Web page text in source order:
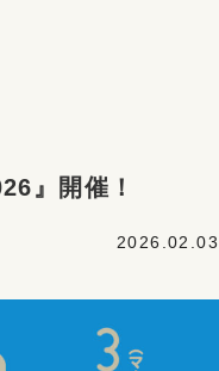
』開催！
2026.02.03